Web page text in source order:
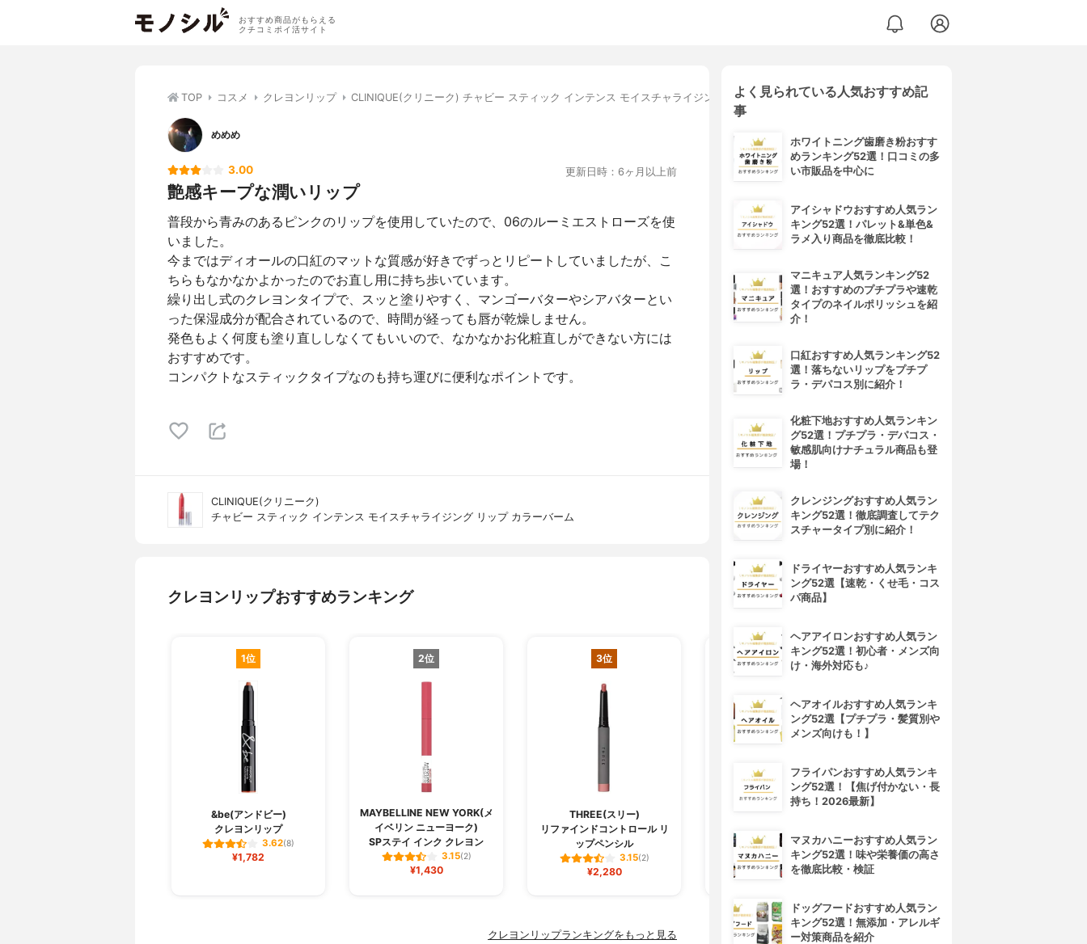
おすすめ商品がもらえる
クチコミポイ活サイト
TOP コスメ クレヨンリップ CLINIQUE(クリニーク) チャビー スティック インテンス モイスチャライジング リップ カラーバーム
めめめ
3.00 更新日時：6ヶ月以上前
艶感キープな潤いリップ
普段から青みのあるピンクのリップを使用していたので、06のルーミエストローズを使
いました。
今まではディオールの口紅のマットな質感が好きでずっとリピートしていましたが、こ
ちらもなかなかよかったのでお直し用に持ち歩いています。
繰り出し式のクレヨンタイプで、スッと塗りやすく、マンゴーバターやシアバターとい
った保湿成分が配合されているので、時間が経っても唇が乾燥しません。
発色もよく何度も塗り直ししなくてもいいので、なかなかお化粧直しができない方には
おすすめです。
コンパクトなスティックタイプなのも持ち運びに便利なポイントです。
CLINIQUE(クリニーク)
チャビー スティック インテンス モイスチャライジング リップ カラーバーム
クレヨンリップおすすめランキング
1位
&be(アンドビー)
クレヨンリップ
3.62(8)
¥1,782
2位
MAYBELLINE NEW YORK(メ
イベリン ニューヨーク)
SPステイ インク クレヨン
3.15(2)
¥1,430
3位
THREE(スリー)
リファインドコントロール リ
ップペンシル
3.15(2)
¥2,280
4位
ルール
3.15(4)
¥2,700
クレヨンリップランキングをもっと見る
よく見られている人気おすすめ記
事
ホワイトニング歯磨き粉おすす
めランキング52選！口コミの多
い市販品を中心に
アイシャドウおすすめ人気ラン
キング52選！パレット&単色&
ラメ入り商品を徹底比較！
マニキュア人気ランキング52
選！おすすめのプチプラや速乾
タイプのネイルポリッシュを紹
介！
口紅おすすめ人気ランキング52
選！落ちないリップをプチプ
ラ・デパコス別に紹介！
化粧下地おすすめ人気ランキン
グ52選！プチプラ・デパコス・
敏感肌向けナチュラル商品も登
場！
クレンジングおすすめ人気ラン
キング52選！徹底調査してテク
スチャータイプ別に紹介！
ドライヤーおすすめ人気ランキ
ング52選【速乾・くせ毛・コス
パ商品】
ヘアアイロンおすすめ人気ラン
キング52選！初心者・メンズ向
け・海外対応も♪
ヘアオイルおすすめ人気ランキ
ング52選【プチプラ・髪質別や
メンズ向けも！】
フライパンおすすめ人気ランキ
ング52選！【焦げ付かない・長
持ち！2026最新】
マヌカハニーおすすめ人気ラン
キング52選！味や栄養価の高さ
を徹底比較・検証
ドッグフードおすすめ人気ラン
キング52選！無添加・アレルギ
ー対策商品を紹介